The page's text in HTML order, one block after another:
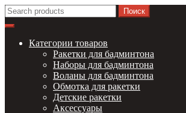
Перейти
к
навигации
Перейти
к
содержимому
Найти:
Категории товаров
Ракетки для бадминтона
Наборы для бадминтона
Воланы для бадминтона
Обмотка для ракетки
Детские ракетки
Аксессуары